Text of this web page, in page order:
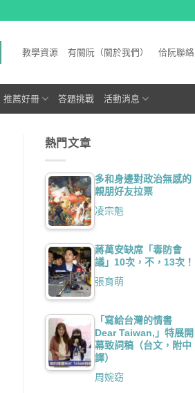
教學資源 有關阮（關於我們） 佮阮聯絡
推薦好冊 答題挑戰 活動消息
熱門文章
多和身邊對政治無感的
親朋好友拉票
凌宗魁
蔣萬安缺席「毒防會
議」10次，不，13次！
張育萌
「寫給台灣的情書
Dear Taiwan,」特展開
幕致詞稿（台文，附中
譯）
周婉窈